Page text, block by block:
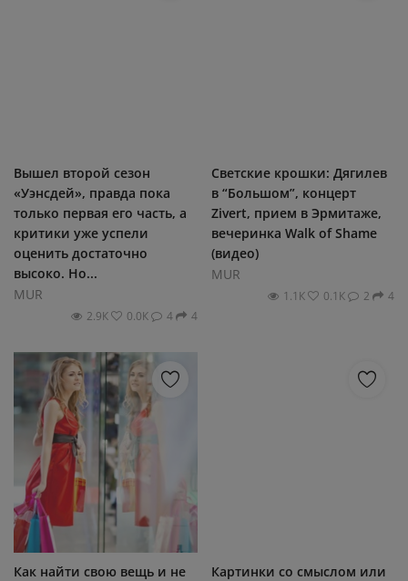
Вышел второй сезон
«Уэнсдей», правда пока
только первая его часть, а
критики уже успели
оценить достаточно
высоко. Но...
MUR
2.9К 0.0К 4 4
Светские крошки: Дягилев
в “Большом”, концерт
Zivert, прием в Эрмитаже,
вечеринка Walk of Shame
(видео)
MUR
1.1К 0.1К 2 4
Как найти свою вещь и не
Картинки со смыслом или